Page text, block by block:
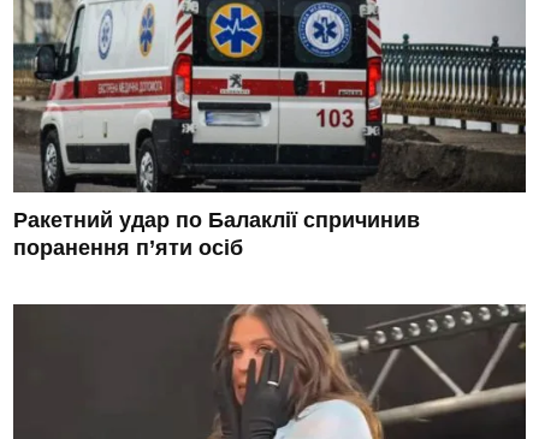
Ракетний удар по Балаклії спричинив
поранення п’яти осіб